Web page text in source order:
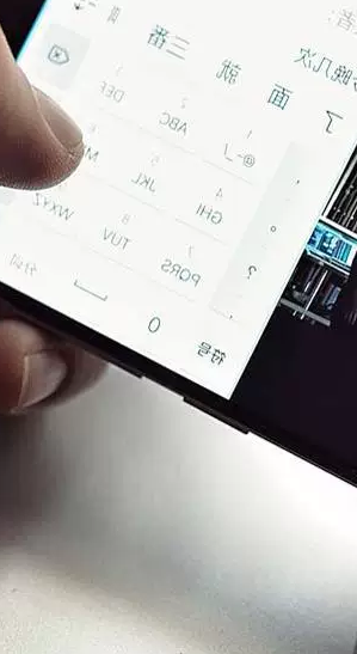
臻选”，请了群挑剔女
”中的宝贝都是由一